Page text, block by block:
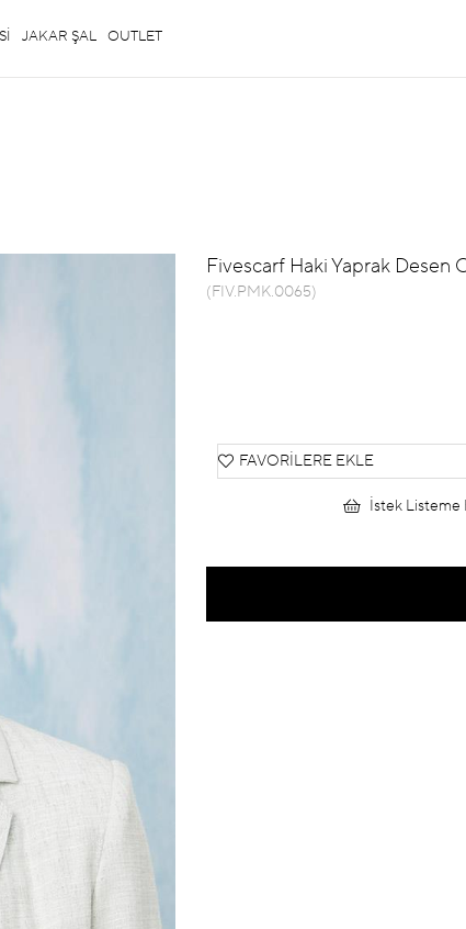
JAKAR ŞAL OUTLET
Fivescarf Haki Yaprak Desen
(FIV.PMK.0065)
FAVORILERE EKLE
İstek Listeme